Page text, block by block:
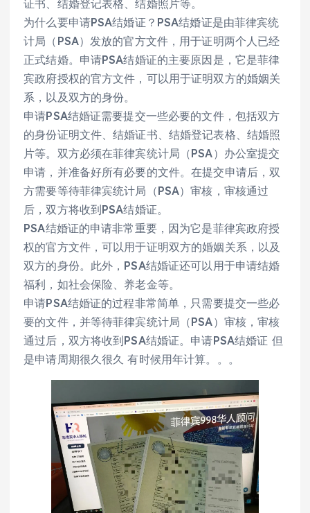
证书、结婚登记表格、结婚照片等。
为什么要申请PSA结婚证？PSA结婚证是由菲律宾统
计局（PSA）发放的官方文件，用于证明两个人已经
正式结婚。申请PSA结婚证的主要原因是，它是菲律
宾政府授权的官方文件，可以用于证明双方的婚姻关
系，以及双方的身份。
申请PSA结婚证需要提交一些必要的文件，包括双方
的身份证明文件、结婚证书、结婚登记表格、结婚照
片等。双方必须在菲律宾统计局（PSA）办公室提交
申请，并准备好所有必要的文件。在提交申请后，双
方需要等待菲律宾统计局（PSA）审核，审核通过
后，双方将收到PSA结婚证。
PSA结婚证的申请非常重要，因为它是菲律宾政府授
权的官方文件，可以用于证明双方的婚姻关系，以及
双方的身份。此外，PSA结婚证还可以用于申请结婚
福利，如社会保险、养老金等。
申请PSA结婚证的过程非常简单，只需要提交一些必
要的文件，并等待菲律宾统计局（PSA）审核，审核
通过后，双方将收到PSA结婚证。申请PSA结婚证 但
是申请周期很久很久 有时候用年计算。。。